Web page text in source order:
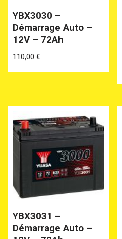
YBX3030 –
Démarrage Auto –
12V – 72Ah
110,00 €
YBX3031 –
Démarrage Auto –